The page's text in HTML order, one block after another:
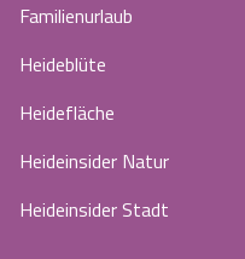
Familienurlaub
Heideblüte
Heidefläche
Heideinsider Natur
Heideinsider Stadt